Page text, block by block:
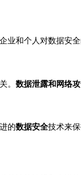
和个人对数据安全
。 数据泄露和网络
的数据安全技术来